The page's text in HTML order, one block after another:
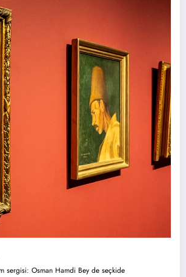
sergisi: Osman Hamdi Bey de seçkide